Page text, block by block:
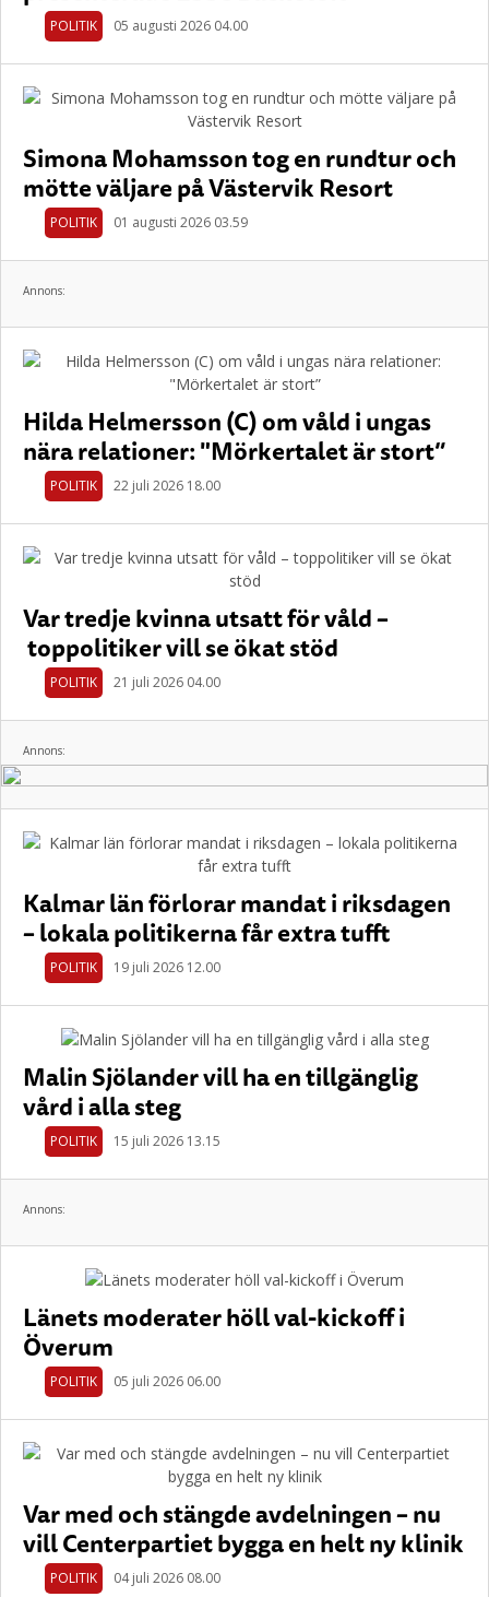
POLITIK 05 augusti 2026 04.00
Simona Mohamsson tog en rundtur och
mötte väljare på Västervik Resort
POLITIK 01 augusti 2026 03.59
Annons:
Hilda Helmersson (C) om våld i ungas
nära relationer: "Mörkertalet är stort”
POLITIK 22 juli 2026 18.00
Var tredje kvinna utsatt för våld –
toppolitiker vill se ökat stöd
POLITIK 21 juli 2026 04.00
Annons:
Kalmar län förlorar mandat i riksdagen
– lokala politikerna får extra tufft
POLITIK 19 juli 2026 12.00
Malin Sjölander vill ha en tillgänglig
vård i alla steg
POLITIK 15 juli 2026 13.15
Annons:
Länets moderater höll val-kickoff i
Överum
POLITIK 05 juli 2026 06.00
Var med och stängde avdelningen – nu
vill Centerpartiet bygga en helt ny klinik
POLITIK 04 juli 2026 08.00